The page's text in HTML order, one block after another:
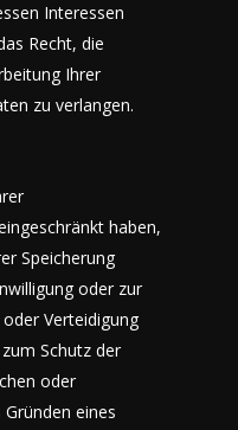
Interessen
Recht, die
Ihrer
zu verlangen.
haben,
Speicherung
oder zur
Verteidigung
Schutz der
oder
eines